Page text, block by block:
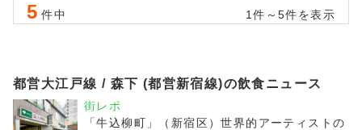
5 件中 1件～5件を表示
都営大江戸線 / 森下 (都営新宿線)の飲食ニュース
街レポ
「牛込柳町」（新宿区）世界的アーティストの